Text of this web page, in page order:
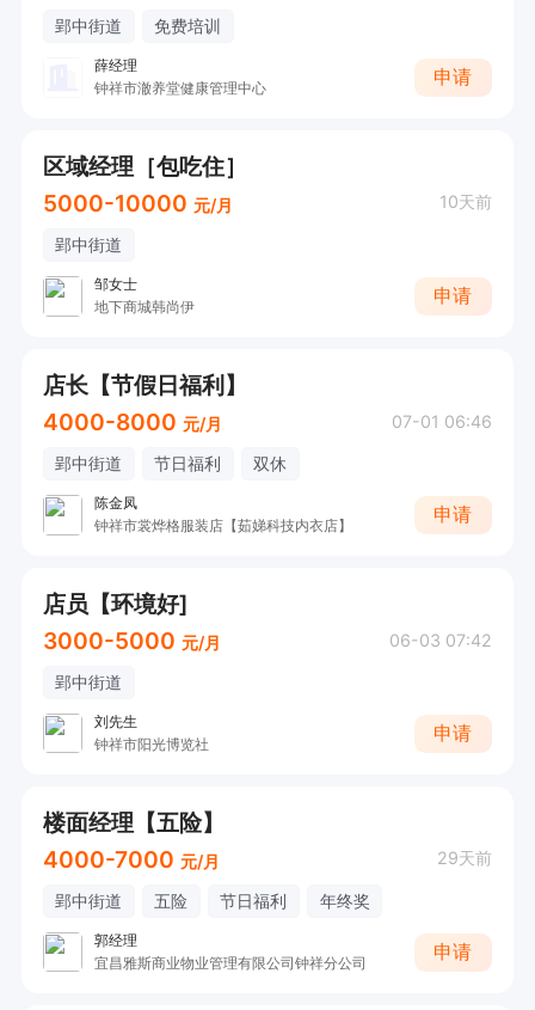
郢中街道 免费培训
薛经理
钟祥市澈养堂健康管理中心
申请
区域经理［包吃住］
5000-10000 元/月 10天前
郢中街道
邹女士
地下商城韩尚伊
申请
店长【节假日福利】
4000-8000 元/月 07-01 06:46
郢中街道 节日福利 双休
陈金凤
钟祥市裳烨格服装店【茹娣科技内衣店】
申请
店员【环境好]
3000-5000 元/月 06-03 07:42
郢中街道
刘先生
钟祥市阳光博览社
申请
楼面经理【五险】
4000-7000 元/月 29天前
郢中街道 五险 节日福利 年终奖
郭经理
宜昌雅斯商业物业管理有限公司钟祥分公司
申请